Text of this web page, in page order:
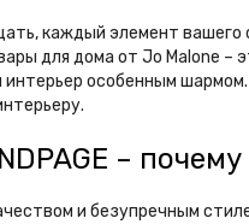
каждый элемент
для дома от Jo Malone
особенным
–
и безупречным